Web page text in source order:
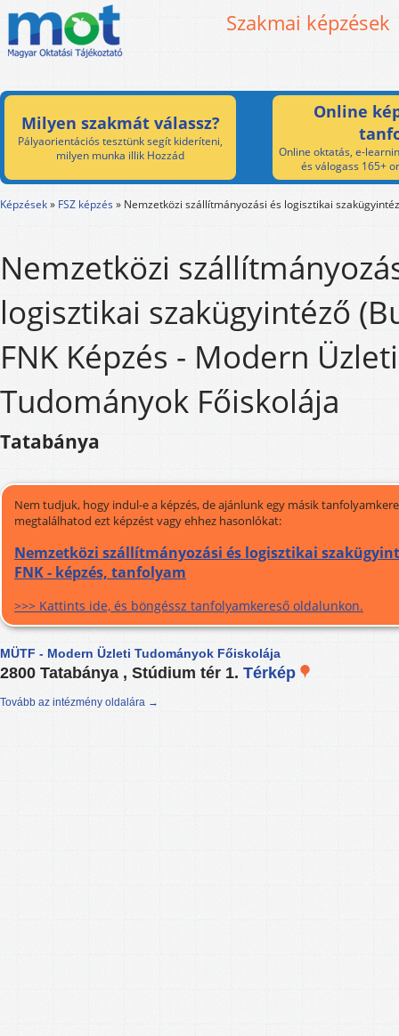
Szakmai képzések
Milyen szakmát válassz?
Pályaorientációs tesztünk segít kideríteni,
milyen munka illik Hozzád
Online
Online oktatás, e-
és válogass 165+
Képzések» FSZ képzés» Nemzetközi szállítmányozási és logisztikai
Nemzetközi
logisztikai szakügyintéző
FNK Képzés - Modern Üzleti
Tudományok Főiskolája
Tatabánya
Nem tudjuk, hogy indul-e a képzés, de ajánlunk egy másik
megtalálhatod ezt képzést vagy ehhez hasonlókat:
Nemzetközi szállítmányozási és logisztikai
FNK - képzés, tanfolyam
>>> Kattints ide, és böngéssz tanfolyamkereső oldalunkon.
MÜTF - Modern Üzleti Tudományok Főiskolája
2800 Tatabánya , Stúdium tér 1. Térkép
Tovább az intézmény oldalára →